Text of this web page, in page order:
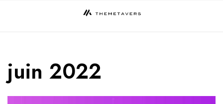
juin 2022